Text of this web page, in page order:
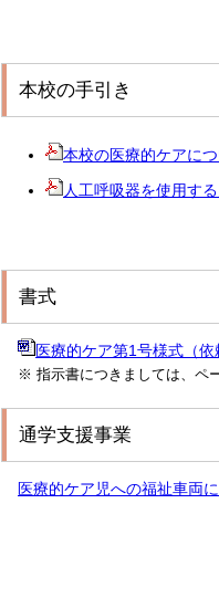
本校の手引き
本校の医療的ケアにつ
人工呼吸器を使用す
書式
医療的ケア第1号様式（依
※ 指示書につきましては、ペ
通学支援事業
医療的ケア児への福祉車両